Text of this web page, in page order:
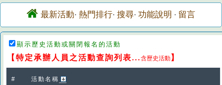
最新活動· 熱門排行· 搜尋· 功能說明 · 留言
顯示歷史活動或關閉報名的活動
【特定承辦人員之活動查詢列表...含歷史活動 】
# 活動名稱